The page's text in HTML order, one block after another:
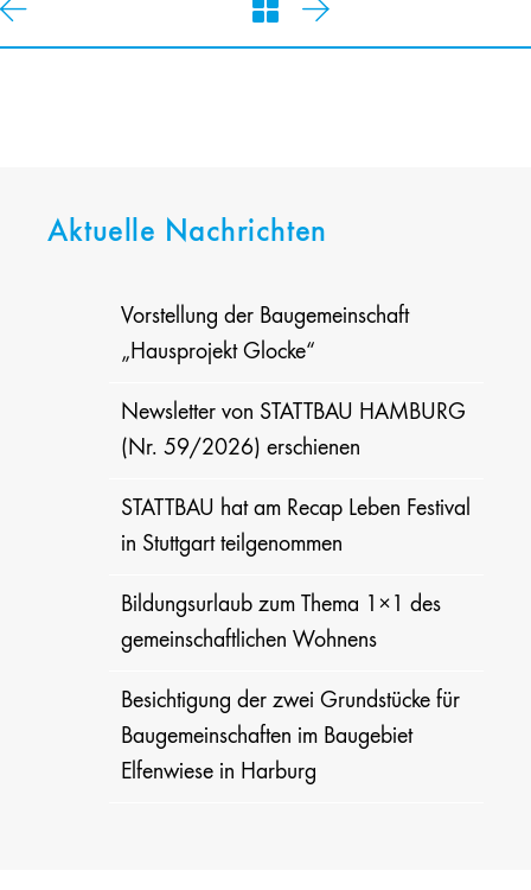
Aktuelle Nachrichten
Vorstellung der Baugemeinschaft
„Hausprojekt Glocke“
Newsletter von STATTBAU HAMBURG
(Nr. 59/2026) erschienen
STATTBAU hat am Recap Leben Festival
in Stuttgart teilgenommen
Bildungsurlaub zum Thema 1×1 des
gemeinschaftlichen Wohnens
Besichtigung der zwei Grundstücke für
Baugemeinschaften im Baugebiet
Elfenwiese in Harburg